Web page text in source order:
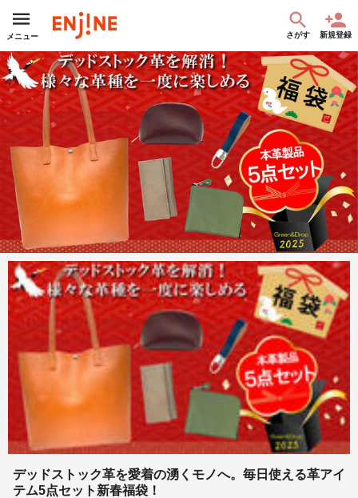
メニュー さがす 新規登録
デッドストック革を愛着の湧くモノへ。毎日使える革アイ
テム5点セット新春福袋！